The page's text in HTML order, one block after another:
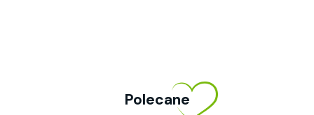
Polecane